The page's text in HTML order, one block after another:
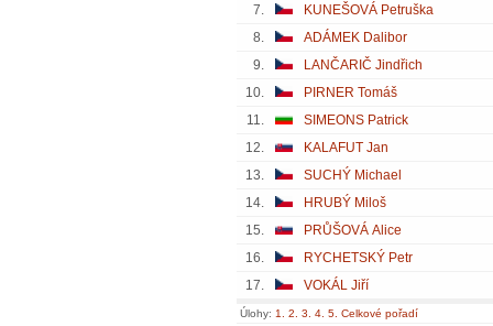
7.
KUNEŠOVÁ Petruška
8.
ADÁMEK Dalibor
9.
LANČARIČ Jindřich
10.
PIRNER Tomáš
11.
SIMEONS Patrick
12.
KALAFUT Jan
13.
SUCHÝ Michael
14.
HRUBÝ Miloš
15.
PRŮŠOVÁ Alice
16.
RYCHETSKÝ Petr
17.
VOKÁL Jiří
Úlohy: 1. 2. 3. 4. 5. Celkové pořadí